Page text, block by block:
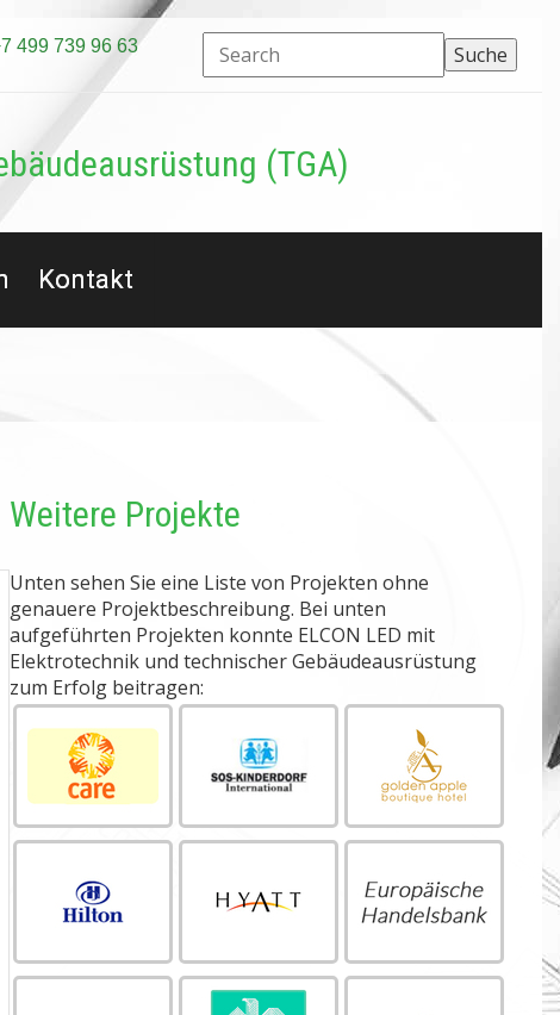
499 739 96 63
(TGA)
Kontakt
Weitere Projekte
Unten sehen Sie eine Liste von Projekten ohne
genauere Projektbeschreibung. Bei unten
aufgeführten Projekten konnte ELCON LED mit
Elektrotechnik und technischer Gebäudeausrüstung
zum Erfolg beitragen: